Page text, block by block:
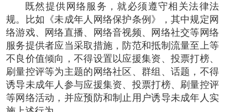
既然提供网络服务，就必须遵守相关法律法
规。比如《未成年人网络保护条例》，其中规定网
络游戏、网络直播、网络音视频、网络社交等网络
服务提供者应当采取措施，防范和抵制流量至上等
不良价值倾向，不得设置以应援集资、投票打榜、
刷量控评等为主题的网络社区、群组、话题，不得
诱导未成年人参与应援集资、投票打榜、刷量控评
等网络活动，并应预防和制止用户诱导未成年人实